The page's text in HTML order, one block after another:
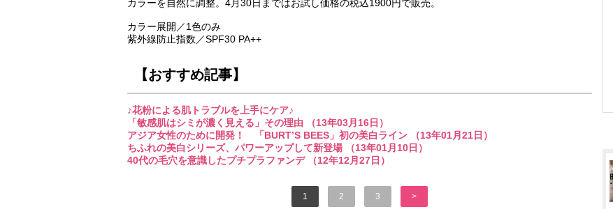
カラーを自然に調整。4月30日まではお試し価格の税込1900円で販売。
カラー展開／1色のみ
紫外線防止指数／SPF30 PA++
【おすすめ記事】
♪花粉による肌トラブルを上手にケア♪
「敏感肌はシミが濃く見える」その理由 （13年03月16日）
アジア女性のために開発！ 「BURT’S BEES」初の美白ライン （13年01月21日）
ちふれの美白シリーズ、パワーアップして新登場 （13年01月10日）
40代の毛穴を意識したプチプラファンデ （12年12月27日）
1 2 3 >